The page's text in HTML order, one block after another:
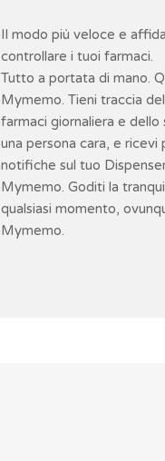
Il modo più veloce e
controllare i tuoi farmaci.
Tutto a portata di mano.
Mymemo. Tieni traccia
farmaci giornaliera e
una persona cara, e ricevi
notifiche sul tuo
Mymemo. Goditi la
qualsiasi momento,
Mymemo.